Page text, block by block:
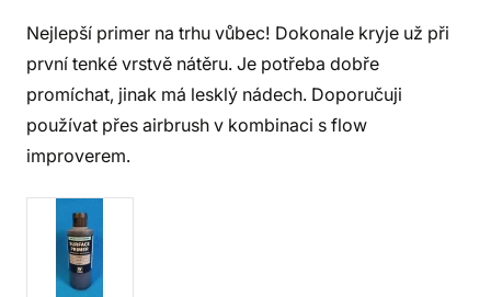
Nejlepší primer na trhu vůbec! Dokonale kryje už při
první tenké vrstvě nátěru. Je potřeba dobře
promíchat, jinak má lesklý nádech. Doporučuji
používat přes airbrush v kombinaci s flow
improverem.